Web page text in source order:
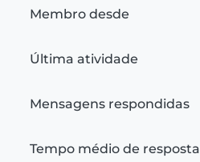
Membro desde
Última atividade
Mensagens respondidas
Tempo médio de resposta